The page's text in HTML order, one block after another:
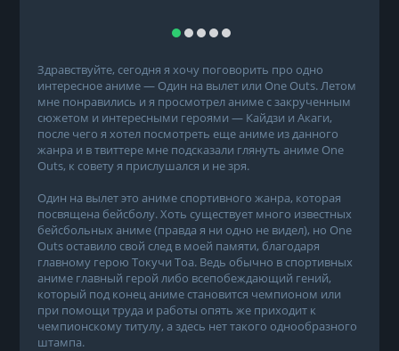
Здравствуйте, сегодня я хочу поговорить про одно
интересное аниме — Один на вылет или One Outs. Летом
мне понравились и я просмотрел аниме с закрученным
сюжетом и интересными героями — Кайдзи и Акаги,
после чего я хотел посмотреть еще аниме из данного
жанра и в твиттере мне подсказали глянуть аниме One
Outs, к совету я прислушался и не зря.
Один на вылет это аниме спортивного жанра, которая
посвящена бейсболу. Хоть существует много известных
бейсбольных аниме (правда я ни одно не видел), но One
Outs оставило свой след в моей памяти, благодаря
главному герою Токучи Тоа. Ведь обычно в спортивных
аниме главный герой либо всепобеждающий гений,
который под конец аниме становится чемпионом или
при помощи труда и работы опять же приходит к
чемпионскому титулу, а здесь нет такого однообразного
штампа.